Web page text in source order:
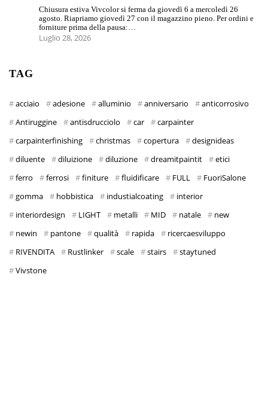
Chiusura estiva Vivcolor si ferma da giovedì 6 a mercoledì 26
agosto. Riapriamo giovedì 27 con il magazzino pieno. Per ordini e
forniture prima della pausa:…
Luglio 28, 2026
TAG
acciaio adesione alluminio anniversario
anticorrosivo
Antiruggine
antisdrucciolo car
carpainter
carpainterfinishing
christmas copertura
designideas
diluente
diluizione diluzione dreamitpaintit
etici
ferro
ferrosi finiture fluidificare FULL
FuoriSalone
gomma
hobbistica industialcoating
interior
interiordesign
LIGHT metalli MID natale
new
newin
pantone qualità rapida
ricercaesviluppo
RIVENDITA
Rustlinker scale stairs
staytuned
Vivstone